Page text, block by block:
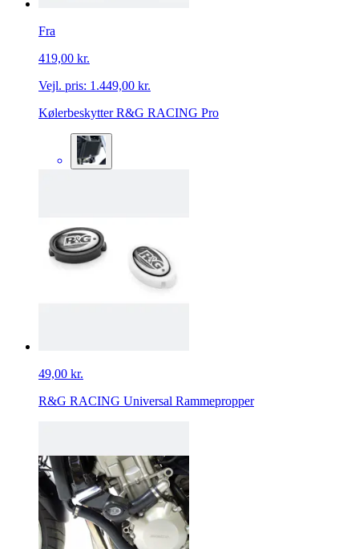
Fra
419,00 kr.
Vejl. pris: 1.449,00 kr.
Kølerbeskytter R&G RACING Pro
49,00 kr.
R&G RACING Universal Rammepropper